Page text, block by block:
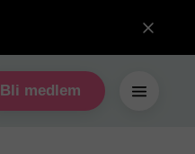
Bli medlem